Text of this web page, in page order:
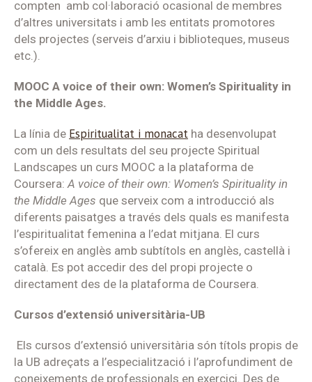
compten amb col·laboració ocasional de membres
d’altres universitats i amb les entitats promotores
dels projectes (serveis d’arxiu i biblioteques, museus
etc.).
MOOC A voice of their own: Women’s Spirituality in
the Middle Ages.
La línia de Espiritualitat i monacat ha desenvolupat
com un dels resultats del seu projecte Spiritual
Landscapes un curs MOOC a la plataforma de
Coursera: A voice of their own: Women’s Spirituality in
the Middle Ages que serveix com a introducció als
diferents paisatges a través dels quals es manifesta
l’espiritualitat femenina a l’edat mitjana. El curs
s’ofereix en anglès amb subtítols en anglès, castellà i
català. Es pot accedir des del propi projecte o
directament des de la plataforma de Coursera.
Cursos d’extensió universitària-UB
Els cursos d’extensió universitària són títols propis de
la UB adreçats a l’especialització i l’aprofundiment de
coneixements de professionals en exercici. Des de